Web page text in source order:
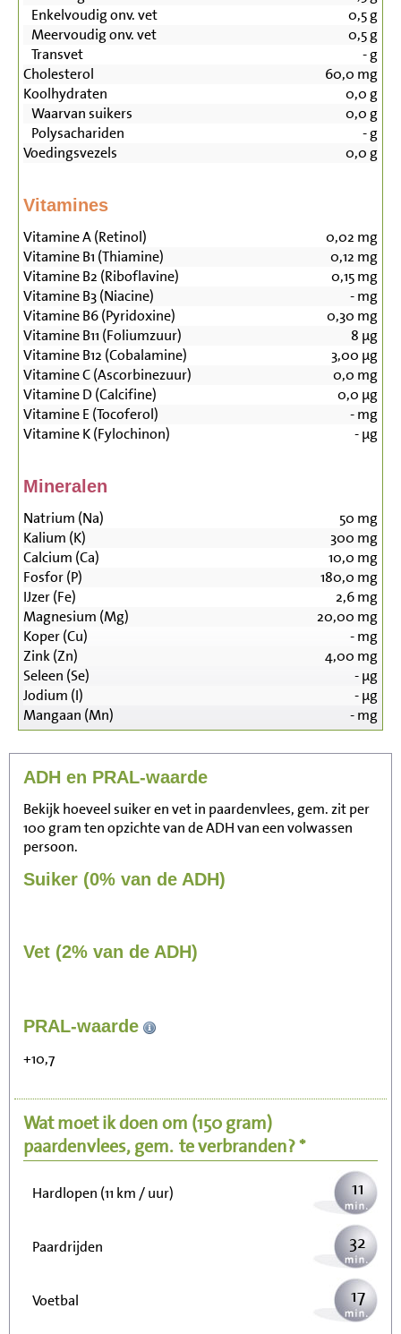
Enkelvoudig onv. vet
0,5g
Meervoudig onv. vet
0,5g
Transvet
-g
Cholesterol
60,0 mg
Koolhydraten
0,0 g
Waarvan suikers
0,0 g
Polysachariden
-g
Voedingsvezels
0,0 g
Vitamines
Vitamine A (Retinol) 0,02 mg
Vitamine B1 (Thiamine)
0,12 mg
Vitamine B2 (Riboflavine)
0,15mg
Vitamine B3 (Niacine)
-mg
Vitamine B6 (Pyridoxine)
0,30 mg
Vitamine B11 (Foliumzuur)
8 µg
Vitamine B12 (Cobalamine)
3,00 µg
Vitamine C (Ascorbinezuur)
0,0 mg
Vitamine D (Calcifine)
0,0 µg
Vitamine E (Tocoferol)
-mg
Vitamine K (Fylochinon)
-µg
Mineralen
Natrium (Na) 50 mg
Kalium (K)
300 mg
Calcium (Ca)
10,0 mg
Fosfor (P)
180,0 mg
IJzer (Fe)
2,6mg
Magnesium (Mg)
20,00 mg
Koper (Cu)
-mg
Zink (Zn)
4,00 mg
Seleen (Se)
-µg
Jodium (I)
-µg
Mangaan (Mn)
-mg
ADH en PRAL-waarde
Bekijk hoeveel suiker en vet in paardenvlees, gem. zit per
100 gram ten opzichte van de ADH van een volwassen
persoon.
Suiker (0% van de ADH)
Vet (2% van de ADH)
PRAL-waarde
+10,7
Wat moet ik doen om (150 gram)
paardenvlees, gem. te verbranden? *
Zitten, tv kijken
Wandelen (5 km/uur)
Hardlopen (11 km / uur) 11
Paardrijden 32
Voetbal 17